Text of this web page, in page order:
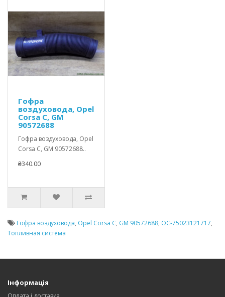
Гофра
воздуховода, Opel
Corsa C, GM
90572688
Гофра воздуховода, Opel
Corsa C, GM 90572688..
₴340.00
Гофра воздуховода, Opel Corsa C, GM 90572688, OC-75023121717,
Топливная система
Інформація